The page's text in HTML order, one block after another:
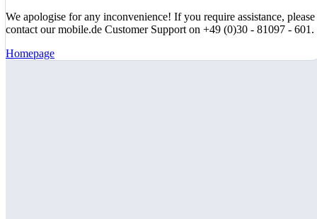
We apologise for any inconvenience! If you require assistance, please
contact our mobile.de Customer Support on +49 (0)30 - 81097 - 601.
Homepage